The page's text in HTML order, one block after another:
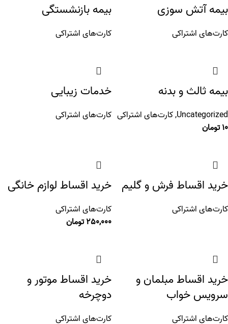
بیمه آتش سوزی
کارت‌های اشتراکی
بیمه بازنشستگی
کارت‌های اشتراکی
بیمه ثالث و بدنه
Uncategorized
,کارت‌های اشتراکی
10تومان
خدمات زیبایی
کارت‌های اشتراکی
خرید اقساط فرش و گلیم
کارت‌های اشتراکی
خرید اقساط لوازم خانگی
کارت‌های اشتراکی
250,000تومان
خرید اقساط مبلمان و
سرویس خواب
کارت‌های اشتراکی
خرید اقساط موتور و
دوچرخه
کارت‌های اشتراکی